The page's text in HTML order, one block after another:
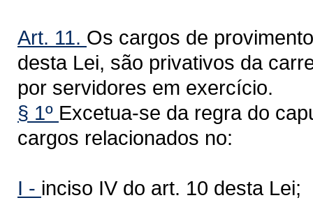
Art. 11. Os cargos de
desta Lei, são privativos da
por servidores em exercício.
§ 1º Excetua-se da regra do
cargos relacionados no:
I - inciso IV do art. 10 desta Lei;